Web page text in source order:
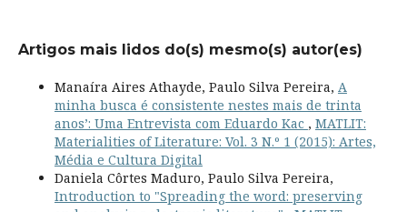
Artigos mais lidos do(s) mesmo(s) autor(es)
Manaíra Aires Athayde, Paulo Silva Pereira, A
minha busca é consistente nestes mais de trinta
anos’: Uma Entrevista com Eduardo Kac , MATLIT:
Materialities of Literature: Vol. 3 N.º 1 (2015): Artes,
Média e Cultura Digital
Daniela Côrtes Maduro, Paulo Silva Pereira,
Introduction to "Spreading the word: preserving